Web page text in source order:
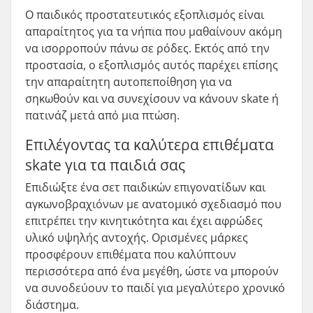
Ο παιδικός προστατευτικός εξοπλισμός είναι
απαραίτητος για τα νήπια που μαθαίνουν ακόμη
να ισορροπούν πάνω σε ρόδες. Εκτός από την
προστασία, ο εξοπλισμός αυτός παρέχει επίσης
την απαραίτητη αυτοπεποίθηση για να
σηκωθούν και να συνεχίσουν να κάνουν skate ή
πατινάζ μετά από μια πτώση.
Επιλέγοντας τα καλύτερα επιθέματα
skate για τα παιδιά σας
Επιδιώξτε ένα σετ παιδικών επιγονατίδων και
αγκωνοβραχιόνων με ανατομικό σχεδιασμό που
επιτρέπει την κινητικότητα και έχει αφρώδες
υλικό υψηλής αντοχής. Ορισμένες μάρκες
προσφέρουν επιθέματα που καλύπτουν
περισσότερα από ένα μεγέθη, ώστε να μπορούν
να συνοδεύουν το παιδί για μεγαλύτερο χρονικό
διάστημα.